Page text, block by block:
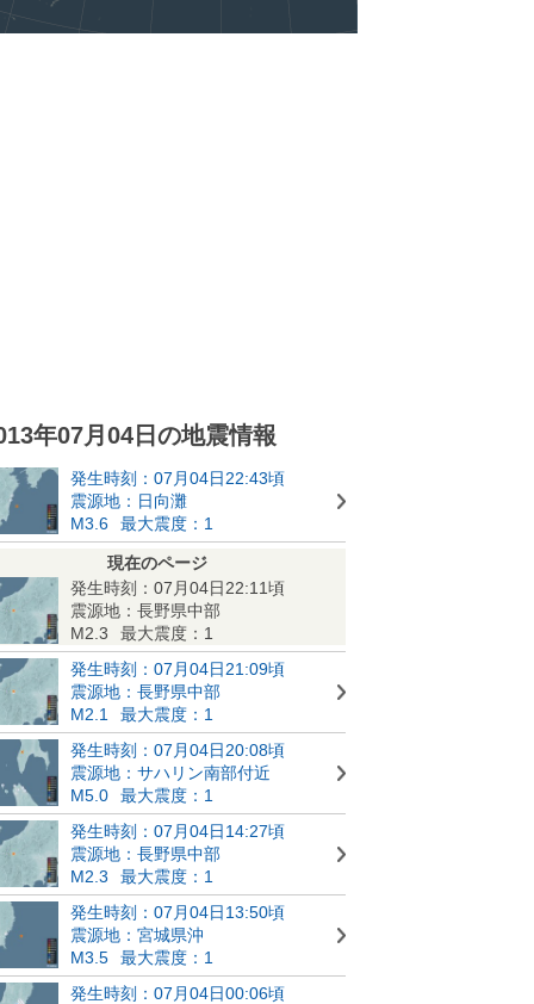
年07月04日の地震情報
発生時刻：07月04日22:43頃
震源地：日向灘
M3.6
最大震度：1
現在のページ
発生時刻：07月04日22:11頃
震源地：長野県中部
M2.3
最大震度：1
発生時刻：07月04日21:09頃
震源地：長野県中部
M2.1
最大震度：1
発生時刻：07月04日20:08頃
震源地：サハリン南部付近
M5.0
最大震度：1
発生時刻：07月04日14:27頃
震源地：長野県中部
M2.3
最大震度：1
発生時刻：07月04日13:50頃
震源地：宮城県沖
M3.5
最大震度：1
発生時刻：07月04日00:06頃